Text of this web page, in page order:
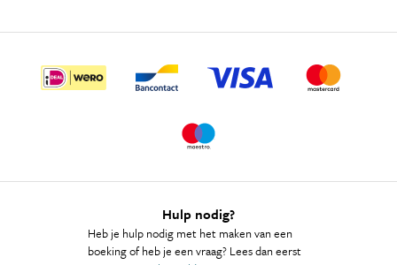
Hulp nodig?
Heb je hulp nodig met het maken van een
boeking of heb je een vraag? Lees dan eerst